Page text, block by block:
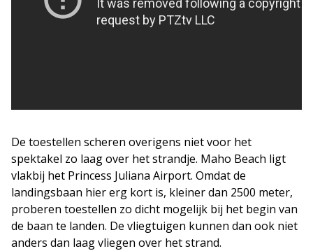
De toestellen scheren overigens niet voor het
spektakel zo laag over het strandje. Maho Beach ligt
vlakbij het Princess Juliana Airport. Omdat de
landingsbaan hier erg kort is, kleiner dan 2500 meter,
proberen toestellen zo dicht mogelijk bij het begin van
de baan te landen. De vliegtuigen kunnen dan ook niet
anders dan laag vliegen over het strand.